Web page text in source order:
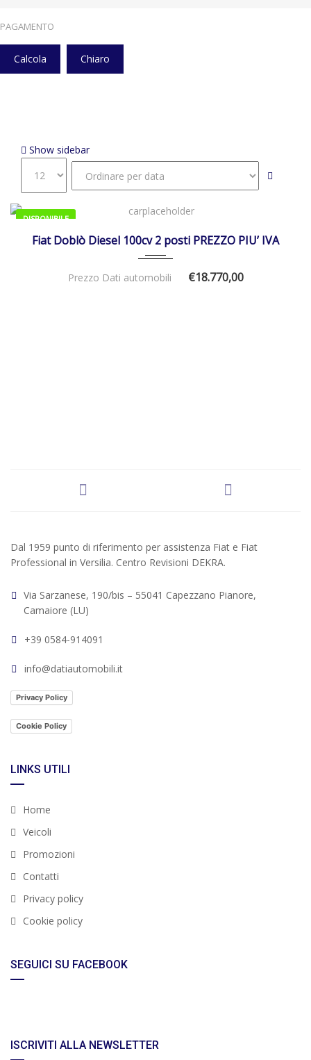
PAGAMENTO
Calcola Chiaro
Show sidebar
DISPONIBILE
Fiat Doblò Diesel 100cv 2 posti PREZZO PIU’ IVA
Prezzo Dati automobili €18.770,00
Dal 1959 punto di riferimento per assistenza Fiat e Fiat
Professional in Versilia. Centro Revisioni DEKRA.
Via Sarzanese, 190/bis – 55041 Capezzano Pianore,
Camaiore (LU)
+39 0584-914091
info@datiautomobili.it
Privacy Policy
Cookie Policy
LINKS UTILI
Home
Veicoli
Promozioni
Contatti
Privacy policy
Cookie policy
SEGUICI SU FACEBOOK
ISCRIVITI ALLA NEWSLETTER